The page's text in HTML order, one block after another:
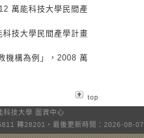
萬能科技大學民間產
技大學民間產學計畫
機構為例」，2008 萬
top
技大學 圖資中心
轉28201，最後更新時間：2026-08-07